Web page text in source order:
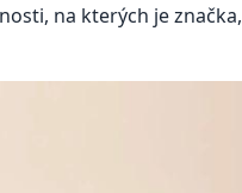
na kterých je značka,